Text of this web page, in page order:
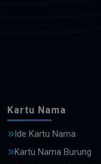
Kartu Nama
Ide Kartu Nama
Kartu Nama Burung